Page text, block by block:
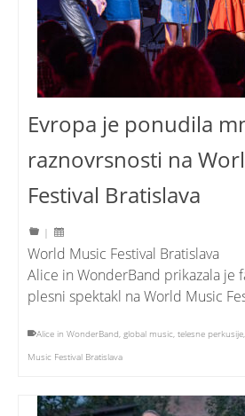
Evropa je ponudila
raznovrsnosti na
Festival Bratislava
|
World Music Festival Bratislava
Alice in WonderBand prikazala je
plesni spektakl na World Music
Alice in WonderBand, global music, telesne perkusije,
Music Festival Bratislava